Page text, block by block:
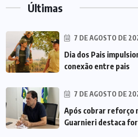
Últimas
7 DE AGOSTO DE
Dia dos Pais
conexão entre pais
7 DE AGOSTO DE
Após cobrar reforço
Guarnieri destaca